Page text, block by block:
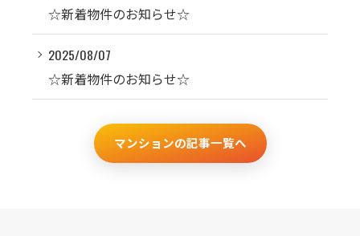
☆新着物件のお知らせ☆
2025/08/07
☆新着物件のお知らせ☆
マンションの記事一覧へ